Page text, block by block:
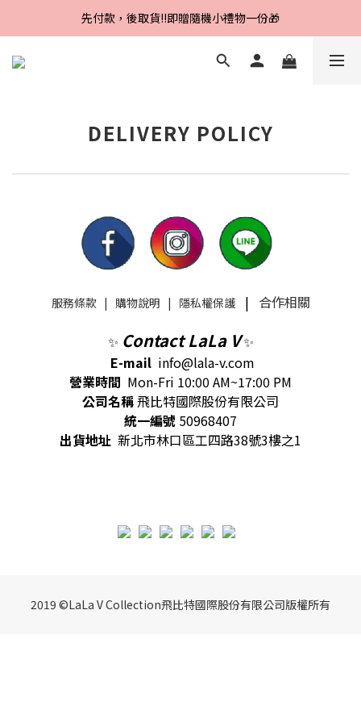
Line好友招募中，首購、回購皆贈100元
先付款，後取貨‼️即贈隨機小禮物一份🎁
Line好友招募中，首購、回購皆贈100元
DELIVERY POLICY
服務條款| 購物說明 | 隱私權保護| 合作相關
✨ Contact LaLa V✨
E-mail info@lala-v.com
營業時間 Mon-Fri 10:00 AM~17:00 PM
公司名稱飛比特國際股份有限公司
統一編號 50968407
出貨地址 新北市林口區工四路38號3樓之1
2019 ©LaLa V Collection飛比特國際股份有限公司版權所有